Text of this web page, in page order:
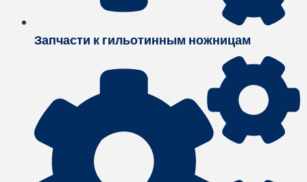
Запчасти к гильотинным ножницам